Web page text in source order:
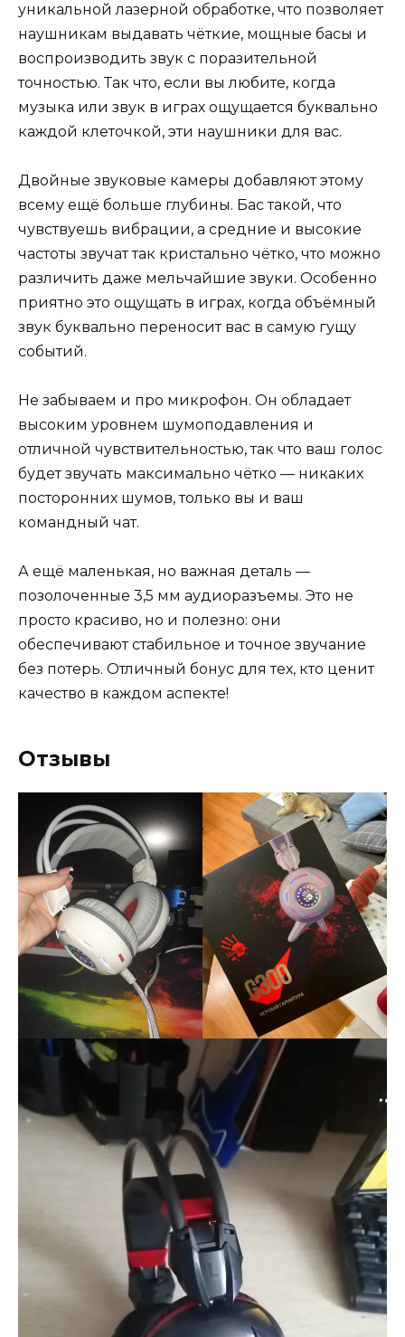
уникальной лазерной обработке, что позволяет
наушникам выдавать чёткие, мощные басы и
воспроизводить звук с поразительной
точностью. Так что, если вы любите, когда
музыка или звук в играх ощущается буквально
каждой клеточкой, эти наушники для вас.
Двойные звуковые камеры добавляют этому
всему ещё больше глубины. Бас такой, что
чувствуешь вибрации, а средние и высокие
частоты звучат так кристально чётко, что можно
различить даже мельчайшие звуки. Особенно
приятно это ощущать в играх, когда объёмный
звук буквально переносит вас в самую гущу
событий.
Не забываем и про микрофон. Он обладает
высоким уровнем шумоподавления и
отличной чувствительностью, так что ваш голос
будет звучать максимально чётко — никаких
посторонних шумов, только вы и ваш
командный чат.
А ещё маленькая, но важная деталь —
позолоченные 3,5 мм аудиоразъемы. Это не
просто красиво, но и полезно: они
обеспечивают стабильное и точное звучание
без потерь. Отличный бонус для тех, кто ценит
качество в каждом аспекте!
Отзывы